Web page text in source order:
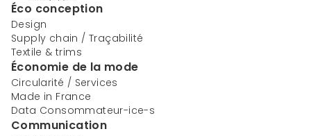
Éco conception
Design
Supply chain / Traçabilité
Textile & trims
Économie de la mode
Circularité / Services
Made in France
Data Consommateur-ice-s
Communication